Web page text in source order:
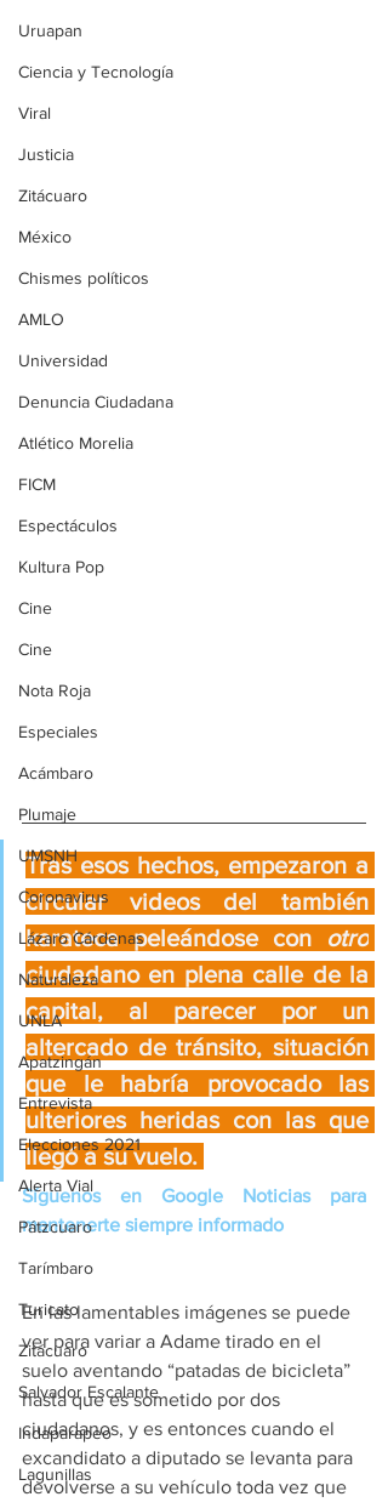
Uruapan
Ciencia y Tecnología
Viral
Justicia
Zitácuaro
México
Chismes políticos
AMLO
Universidad
Denuncia Ciudadana
Atlético Morelia
FICM
Espectáculos
Kultura Pop
Cine
Cine
Nota Roja
Especiales
Acámbaro
Plumaje
UMSNH
Coronavirus
Lázaro Cárdenas
Naturaleza
UNLA
Apatzingán
Entrevista
Elecciones 2021
Alerta Vial
Pátzcuaro
Tarímbaro
Turicato
Zitácuaro
Salvador Escalante
Indaparapeo
Lagunillas
Tras esos hechos, empezaron a
circular videos del también
karateca peleándose con otro
ciudadano en plena calle de la
capital, al parecer por un
altercado de tránsito, situación
que le habría provocado las
ulteriores heridas con las que
llegó a su vuelo.
Síguenos en Google Noticias para
mantenerte siempre informado
En las lamentables imágenes se puede
ver para variar a Adame tirado en el
suelo aventando “patadas de bicicleta”
hasta que es sometido por dos
ciudadanos, y es entonces cuando el
excandidato a diputado se levanta para
devolverse a su vehículo toda vez que